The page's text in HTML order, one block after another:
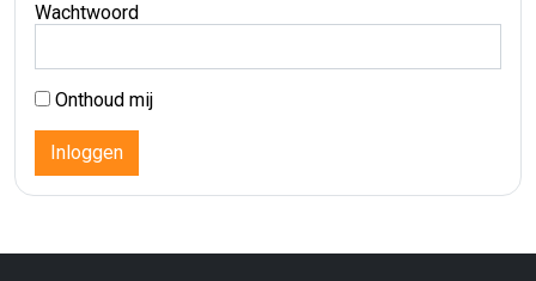
Wachtwoord
Onthoud mij